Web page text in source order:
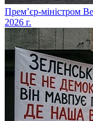
​Прем’єр-міністром
2026 г.